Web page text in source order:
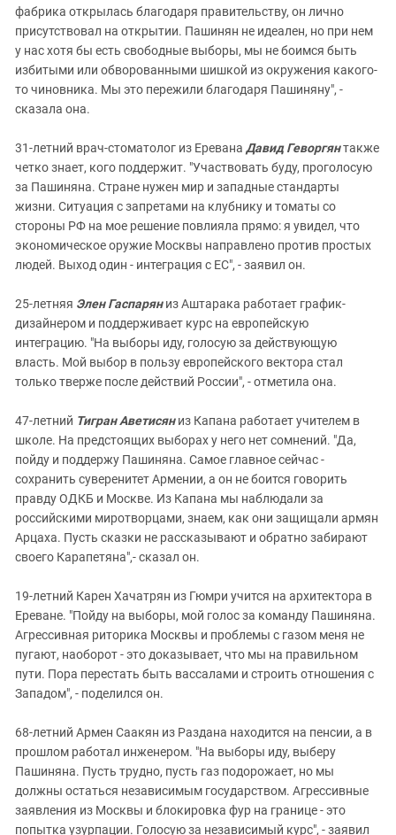
фабрика открылась благодаря правительству, он лично
присутствовал на открытии. Пашинян не идеален, но при нем
у нас хотя бы есть свободные выборы, мы не боимся быть
избитыми или обворованными шишкой из окружения какого-
то чиновника. Мы это пережили благодаря Пашиняну", -
сказала она.
31-летний врач-стоматолог из Еревана Давид Геворгянтакже
четко знает, кого поддержит. "Участвовать буду, проголосую
за Пашиняна. Стране нужен мир и западные стандарты
жизни. Ситуация с запретами на клубнику и томаты со
стороны РФ на мое решение повлияла прямо: я увидел, что
экономическое оружие Москвы направлено против простых
людей. Выход один - интеграция с ЕС", - заявил он.
25-летняя Элен Гаспаряниз Аштарака работает график-
дизайнером и поддерживает курс на европейскую
интеграцию. "На выборы иду, голосую за действующую
власть. Мой выбор в пользу европейского вектора стал
только тверже после действий России", - отметила она.
47-летний Тигран Аветисяниз Капана работает учителем в
школе. На предстоящих выборах у него нет сомнений. "Да,
пойду и поддержу Пашиняна. Самое главное сейчас -
сохранить суверенитет Армении, а он не боится говорить
правду ОДКБ и Москве. Из Капана мы наблюдали за
российскими миротворцами, знаем, как они защищали армян
Арцаха. Пусть сказки не рассказывают и обратно забирают
своего Карапетяна",- сказал он.
19-летний Карен Хачатрян из Гюмри учится на архитектора в
Ереване. "Пойду на выборы, мой голос за команду Пашиняна.
Агрессивная риторика Москвы и проблемы с газом меня не
пугают, наоборот - это доказывает, что мы на правильном
пути. Пора перестать быть вассалами и строить отношения с
Западом", - поделился он.
68-летний Армен Саакян из Раздана находится на пенсии, а в
прошлом работал инженером. "На выборы иду, выберу
Пашиняна. Пусть трудно, пусть газ подорожает, но мы
должны остаться независимым государством. Агрессивные
заявления из Москвы и блокировка фур на границе - это
попытка узурпации. Голосую за независимый курс", - заявил